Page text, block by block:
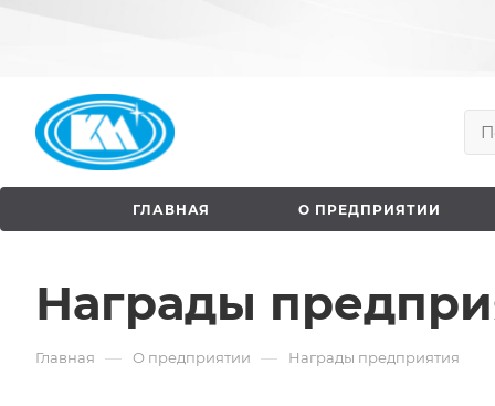
ГЛАВНАЯ О ПРЕДПРИЯТИИ
Награды
Главная — О предприятии — Награды предприятия